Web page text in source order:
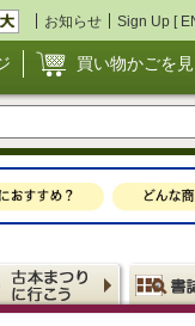
お知らせ Sign Up [
買い物かごを見